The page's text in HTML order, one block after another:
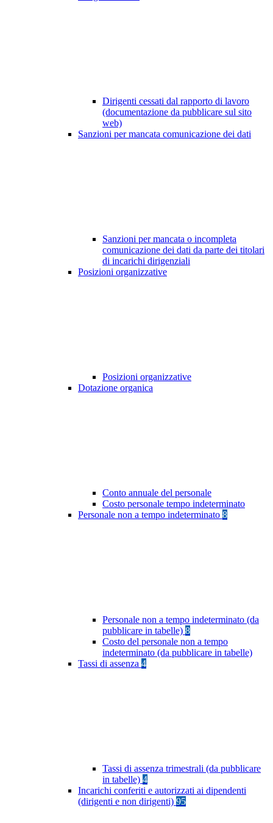
Dirigenti cessati dal rapporto di lavoro
(documentazione da pubblicare sul sito
web)
Sanzioni per mancata comunicazione dei dati
Sanzioni per mancata o incompleta
comunicazione dei dati da parte dei titolari
di incarichi dirigenziali
Posizioni organizzative
Posizioni organizzative
Dotazione organica
Conto annuale del personale
Costo personale tempo indeterminato
Personale non a tempo indeterminato 8
Personale non a tempo indeterminato (da
pubblicare in tabelle) 8
Costo del personale non a tempo
indeterminato (da pubblicare in tabelle)
Tassi di assenza 4
Tassi di assenza trimestrali (da pubblicare
in tabelle) 4
Incarichi conferiti e autorizzati ai dipendenti
(dirigenti e non dirigenti) 95